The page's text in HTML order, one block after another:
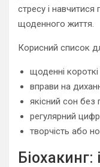
стресу і навчитися
щоденного життя.
Корисний список
щоденні короткі
вправи на
якісний сон
регулярний
творчість або
Біохакинг: